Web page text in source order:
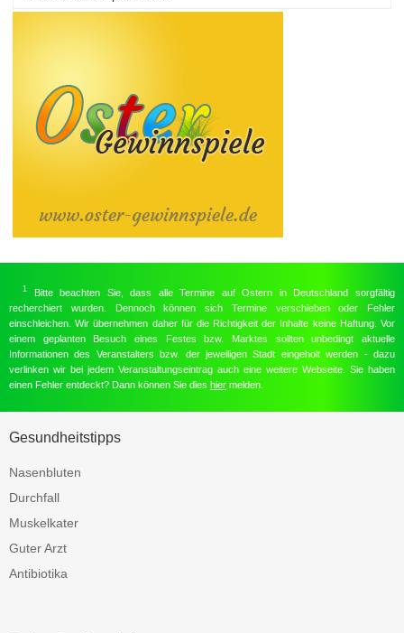
1 Bitte beachten Sie, dass alle Termine auf Ostern in Deutschland sorgfältig
recherchiert wurden. Dennoch können sich Termine verschieben oder Fehler
einschleichen. Wir übernehmen daher für die Richtigkeit der Inhalte keine Haftung. Vor
einem geplanten Besuch eines Festes bzw. Marktes sollten unbedingt aktuelle
Informationen des Veranstalters bzw. der jeweiligen Stadt eingeholt werden - dazu
verlinken wir bei jedem Veranstaltungseintrag auch eine weitere Webseite. Sie haben
einen Fehler entdeckt? Dann können Sie dies hier melden.
Gesundheitstipps
Nasenbluten
Durchfall
Muskelkater
Guter Arzt
Antibiotika